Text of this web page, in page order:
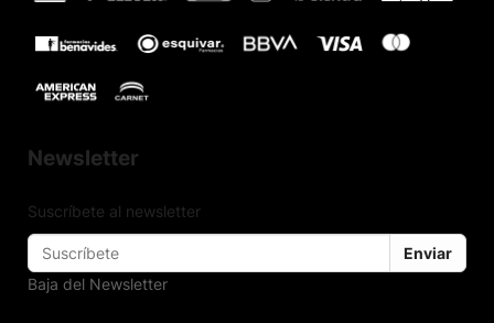
Newsletter
Suscríbete al newsletter
Enviar
Baja del Newsletter